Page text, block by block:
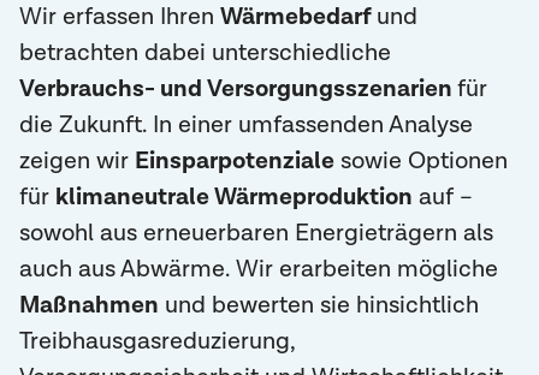
Wir erfassen Ihren Wärmebedarf und
betrachten dabei unterschiedliche
Verbrauchs- und Versorgungsszenarien für
die Zukunft. In einer umfassenden Analyse
zeigen wir Einsparpotenziale sowie Optionen
für klimaneutrale Wärmeproduktion auf –
sowohl aus erneuerbaren Energieträgern als
auch aus Abwärme. Wir erarbeiten mögliche
Maßnahmen und bewerten sie hinsichtlich
Treibhausgasreduzierung,